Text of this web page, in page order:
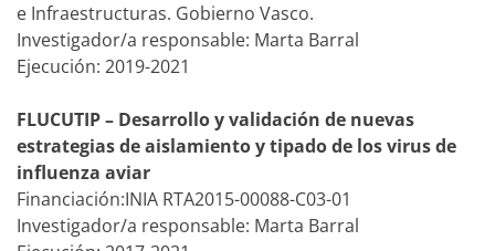
e Infraestructuras. Gobierno Vasco.
Investigador/a responsable: Marta Barral
Ejecución: 2019-2021
FLUCUTIP – Desarrollo y validación de nuevas
estrategias de aislamiento y tipado de los virus de
influenza aviar
Financiación:INIA RTA2015-00088-C03-01
Investigador/a responsable: Marta Barral